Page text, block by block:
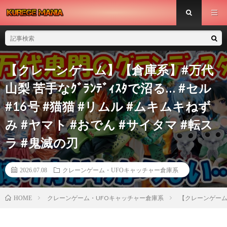
【クレーンゲーム】【倉庫系】#万代
山梨 苦手なｸﾞﾗﾝﾃﾞｨｽﾀで沼る… #セル
#16号 #猫猫 #リムル #ムキムキねず
み #ヤマト #おでん #サイタマ #転ス
ラ #鬼滅の刃
2026.07.08 クレーンゲーム・UFOキャッチャー倉庫系
HOME クレーンゲーム・UFOキャッチャー倉庫系 【クレーンゲー